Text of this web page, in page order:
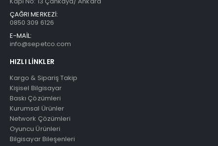
ÇAĞRI MERKEZİ:
0850 309 6126
E-MAİL:
info@sepetco.com
HIZLI LINKLER
Kargo & Sipariş Takip
Kişisel Bilgisayar
Baskı Çözümleri
Kurumsal Ürünler
Network Çözümleri
Oyuncu Ürünleri
Bilgisayar Bileşenleri